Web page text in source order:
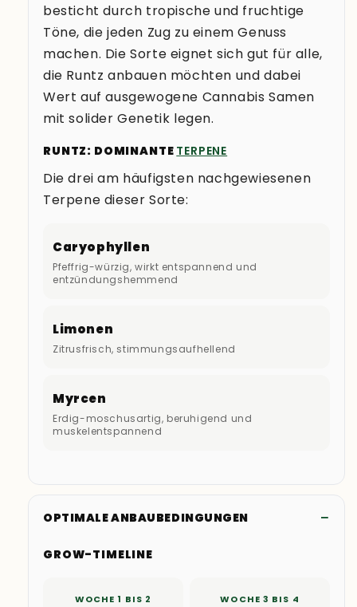
besticht durch tropische und fruchtige
Töne, die jeden Zug zu einem Genuss
machen. Die Sorte eignet sich gut für alle,
die Runtz anbauen möchten und dabei
Wert auf ausgewogene Cannabis Samen
mit solider Genetik legen.
RUNTZ: DOMINANTE TERPENE
Die drei am häufigsten nachgewiesenen
Terpene dieser Sorte:
Caryophyllen
Pfeffrig-würzig, wirkt entspannend und
entzündungshemmend
Limonen
Zitrusfrisch, stimmungsaufhellend
Myrcen
Erdig-moschusartig, beruhigend und
muskelentspannend
OPTIMALE ANBAUBEDINGUNGEN
GROW-TIMELINE
WOCHE 1 BIS 2 WOCHE 3 BIS 4